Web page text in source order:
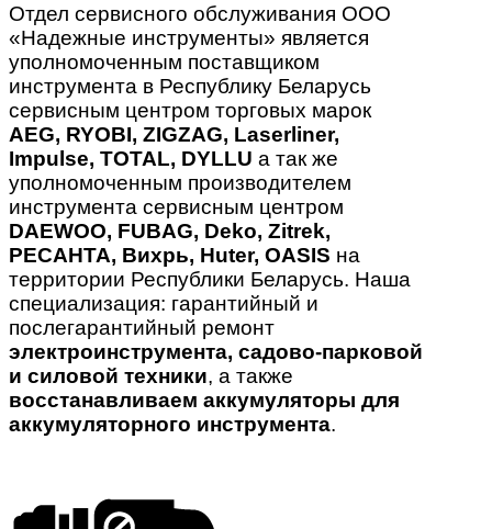
Отдел сервисного обслуживания ООО
«Надежные инструменты» является
уполномоченным поставщиком
инструмента в Республику Беларусь
сервисным центром торговых марок
AEG, RYOBI, ZIGZAG, Laserliner,
Impulse, TOTAL, DYLLU а так же
уполномоченным производителем
инструмента сервисным центром
DAEWOO, FUBAG, Deko, Zitrek,
РЕСАНТА, Вихрь, Huter, OASIS на
территории Республики Беларусь. Наша
специализация: гарантийный и
послегарантийный ремонт
электроинструмента, садово-парковой
и силовой техники, а также
восстанавливаем аккумуляторы для
аккумуляторного инструмента.